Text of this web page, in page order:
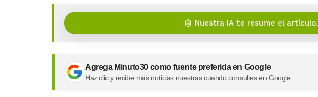
🤖 Nuestra IA te resume el artículo.
Agrega Minuto30 como fuente preferida en Google
Haz clic y recibe más noticias nuestras cuando consultes en Google.